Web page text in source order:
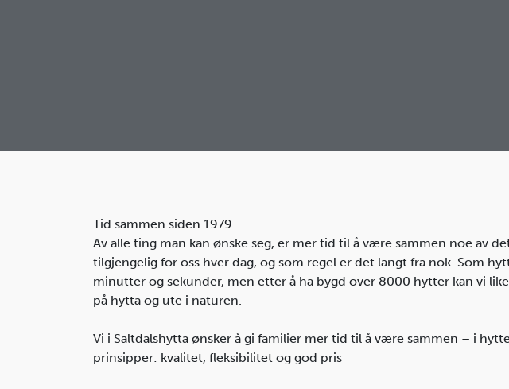
Tid sammen siden 1979
Av alle ting man kan ønske seg, er mer tid til å være sammen noe av
tilgjengelig for oss hver dag, og som regel er det langt fra nok. Som
minutter og sekunder, men etter å ha bygd over 8000 hytter kan vi
på hytta og ute i naturen.
Vi i Saltdalshytta ønsker å gi familier mer tid til å være sammen – i
prinsipper: kvalitet, fleksibilitet og god pris